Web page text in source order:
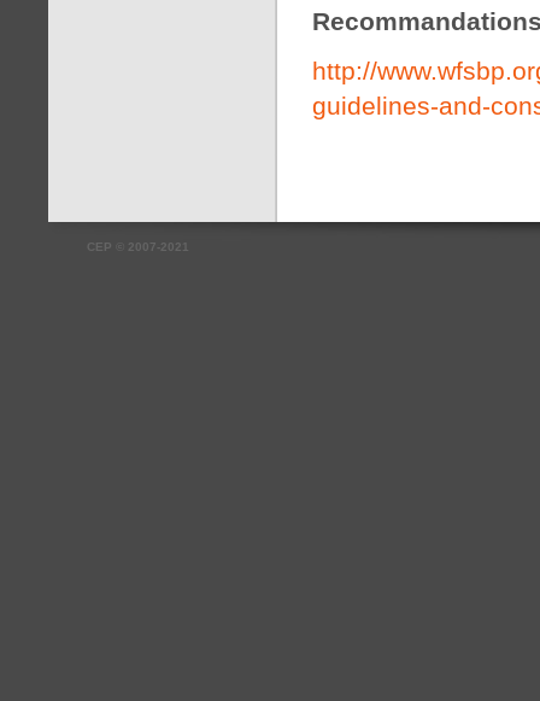
http://
guidelines-and-
CEP 2007-2021